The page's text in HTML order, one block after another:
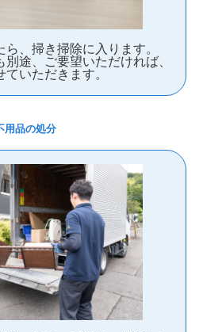
、掃き掃除に入ります。
途、ご要望いただければ、
いただきます。
用品の処分